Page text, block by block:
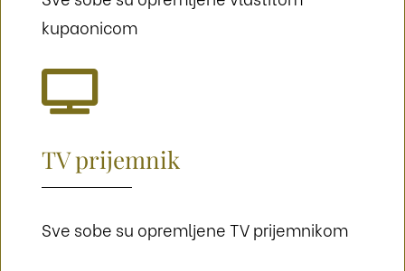
kupaonicom

TV prijemnik
Sve sobe su opremljene TV prijemnikom